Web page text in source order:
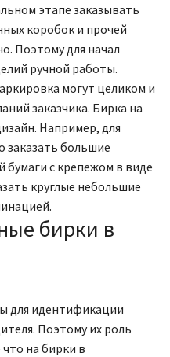
этапе заказывать
коробок и прочей
Поэтому для начал
ручной работы.
могут целиком и
заказчика. Бирка на
Например, для
заказать большие
с крепежом в виде
круглые небольшие
бирки в
для идентификации
Поэтому их роль
на бирки в